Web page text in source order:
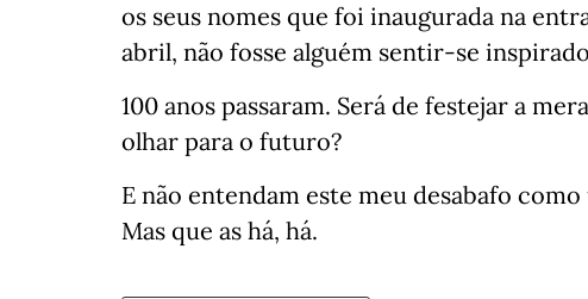
os seus nomes que foi inaugurada na
abril, não fosse alguém sentir-se
100 anos passaram. Será de festejar a
olhar para o futuro?
E não entendam este meu desabafo
Mas que as há, há.